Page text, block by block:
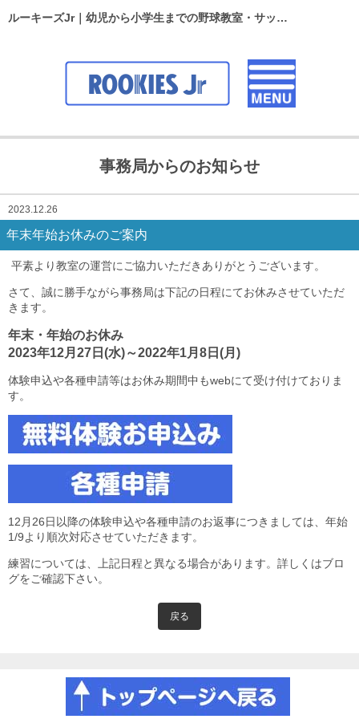
ルーキーズJr｜幼児から小学生までの野球教室・サッカースクール
事務局からのお知らせ
2023.12.26
年末年始お休みのご案内
平素より教室の運営にご協力いただきありがとうございます。
さて、誠に勝手ながら事務局は下記の日程にてお休みさせていただ
きます。
年末・年始のお休み
2023年12月27日(水)～2022年1月8日(月)
体験申込や各種申請等はお休み期間中もwebにて受け付けておりま
す。
12月26日以降の体験申込や各種申請のお返事につきましては、年始
1/9より順次対応させていただきます。
練習については、上記日程と異なる場合があります。詳しくはブロ
グをご確認下さい。
戻る